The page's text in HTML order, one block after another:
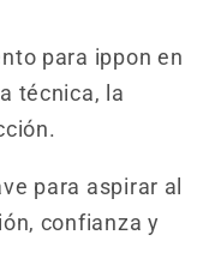
para ippon en
técnica, la
para aspirar al
confianza y